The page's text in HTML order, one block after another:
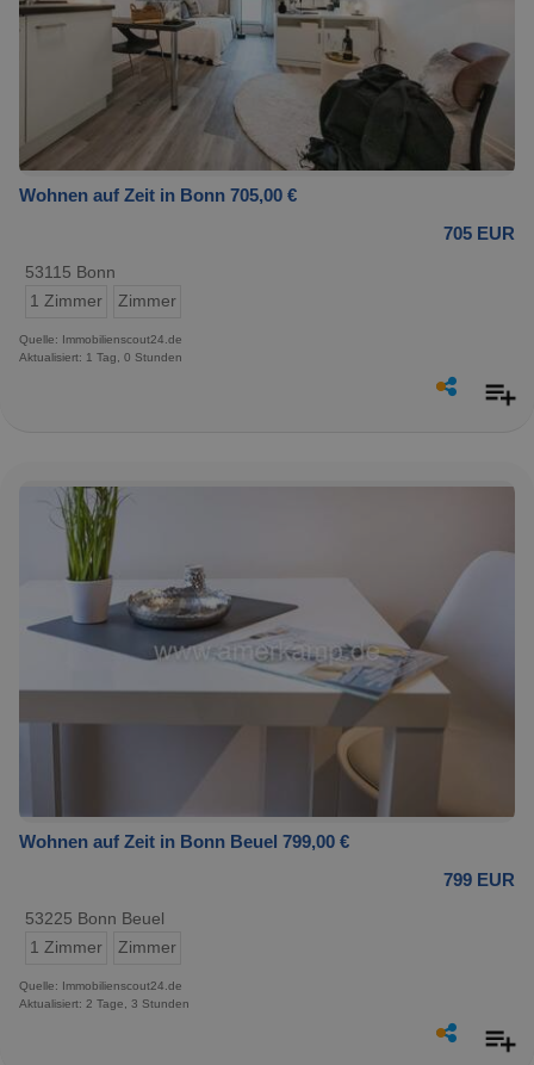
Wohnen auf Zeit in Bonn 705,00 €
705 EUR
53115 Bonn
1 Zimmer
Zimmer
Quelle: Immobilienscout24.de
Aktualisiert: 1 Tag, 0 Stunden
Wohnen auf Zeit in Bonn Beuel 799,00 €
799 EUR
53225 Bonn Beuel
1 Zimmer
Zimmer
Quelle: Immobilienscout24.de
Aktualisiert: 2 Tage, 3 Stunden